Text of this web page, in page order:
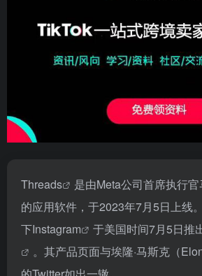
Threads
是由Meta公司首席执行官
的应用软件，于2023年7月5日上线
下Instagram 于美国时间7月5日推
。其产品页面与埃隆·马斯克（